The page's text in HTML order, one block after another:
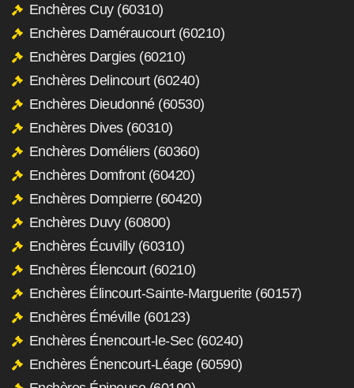
Enchères Cuy (60310)
Enchères Daméraucourt (60210)
Enchères Dargies (60210)
Enchères Delincourt (60240)
Enchères Dieudonné (60530)
Enchères Dives (60310)
Enchères Doméliers (60360)
Enchères Domfront (60420)
Enchères Dompierre (60420)
Enchères Duvy (60800)
Enchères Écuvilly (60310)
Enchères Élencourt (60210)
Enchères Élincourt-Sainte-Marguerite (60157)
Enchères Éméville (60123)
Enchères Énencourt-le-Sec (60240)
Enchères Énencourt-Léage (60590)